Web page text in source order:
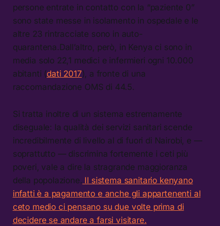
persone entrate in contatto con la “paziente 0”
sono state messe in isolamento in ospedale e le
altre 23 rintracciate sono in auto-
quarantena.Dall’altro, però, in Kenya ci sono in
media solo 22,1 medici e infermieri ogni 10.000
abitanti (dati 2017), a fronte di una
raccomandazione OMS di 44.5.
Si tratta inoltre di un sistema estremamente
diseguale: la qualità dei servizi sanitari scende
incredibilmente di livello al di fuori di Nairobi, e —
soprattutto — discrimina fortemente i ceti più
poveri, vale a dire la stragrande maggioranza
della popolazione. Il sistema sanitario kenyano
infatti è a pagamento e anche gli appartenenti al
ceto medio ci pensano su due volte prima di
decidere se andare a farsi visitare.